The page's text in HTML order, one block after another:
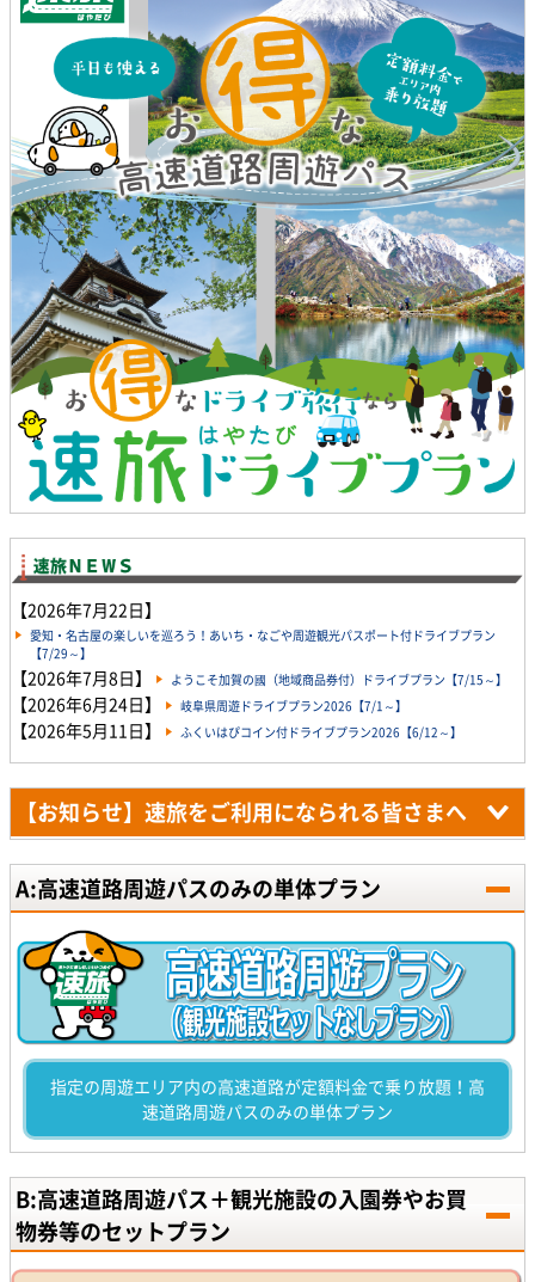
【2026年7月22日】
愛知・名古屋の楽しいを巡ろう！あいち・なごや周遊観光パスポート付ドライブプラン
【7/29～】
【2026年7月8日】 ようこそ加賀の國（地域商品券付）ドライブプラン【7/15～】
【2026年6月24日】 岐阜県周遊ドライブプラン2026【7/1～】
【2026年5月11日】 ふくいはぴコイン付ドライブプラン2026【6/12～】
【お知らせ】速旅をご利用になられる皆さまへ
A:高速道路周遊パスのみの単体プラン
指定の周遊エリア内の高速道路が定額料金で乗り放題！高
速道路周遊パスのみの単体プラン
B:高速道路周遊パス＋観光施設の入園券やお買
物券等のセットプラン